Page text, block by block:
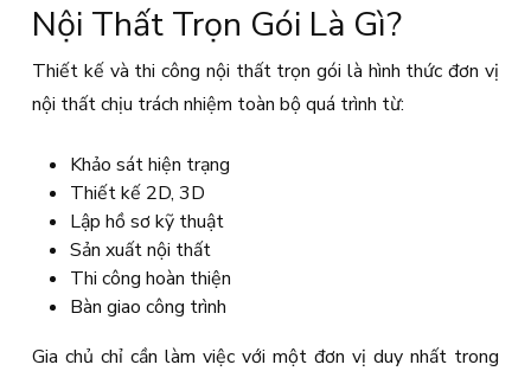
Nội Thất Trọn Gói Là Gì?
Thiết kế và thi công nội thất trọn gói là hình thức đơn vị
nội thất chịu trách nhiệm toàn bộ quá trình từ:
Khảo sát hiện trạng
Thiết kế 2D, 3D
Lập hồ sơ kỹ thuật
Sản xuất nội thất
Thi công hoàn thiện
Bàn giao công trình
Gia chủ chỉ cần làm việc với một đơn vị duy nhất trong